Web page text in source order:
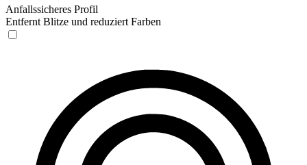
Anfallssicheres Profil
Entfernt Blitze und reduziert Farben